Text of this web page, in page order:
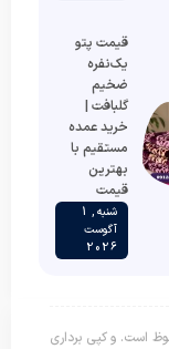
قیمت پتو
یک‌نفره
ضخیم
گلبافت |
خرید عمده
مستقیم با
بهترین
قیمت
شنبه , 1
آگوست
2026
است. و کپی برداری